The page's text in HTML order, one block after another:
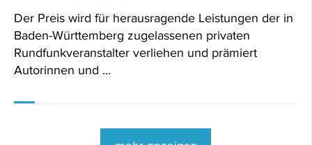
Der Preis wird für herausragende Leistungen der in
Baden-Württemberg zugelassenen privaten
Rundfunkveranstalter verliehen und prämiert
Autorinnen und …